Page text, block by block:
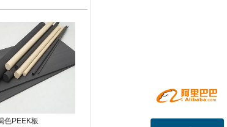
色PEEK板